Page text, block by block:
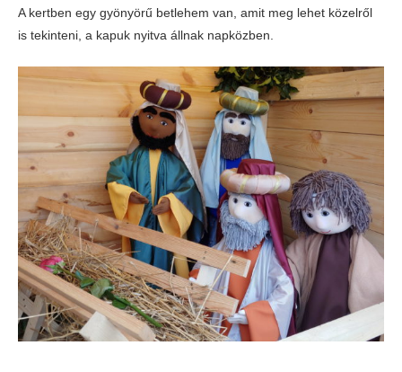
A kertben egy gyönyörű betlehem van, amit meg lehet közelről
is tekinteni, a kapuk nyitva állnak napközben.